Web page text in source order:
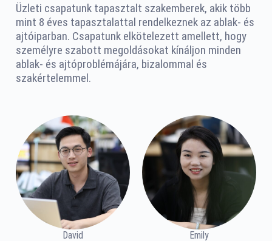
Üzleti csapatunk tapasztalt szakemberek, akik több
mint 8 éves tapasztalattal rendelkeznek az ablak- és
ajtóiparban. Csapatunk elkötelezett amellett, hogy
személyre szabott megoldásokat kínáljon minden
ablak- és ajtóproblémájára, bizalommal és
szakértelemmel.
David Emily